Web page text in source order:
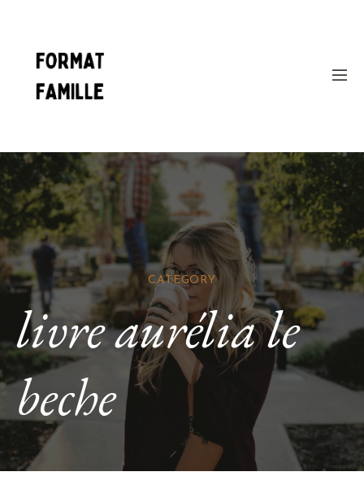
CATEGORY
livre aurélia le
beche